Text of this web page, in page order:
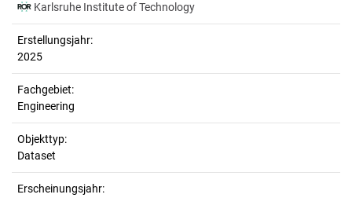
Karlsruhe Institute of Technology
Erstellungsjahr:
2025
Fachgebiet:
Engineering
Objekttyp:
Dataset
Erscheinungsjahr: